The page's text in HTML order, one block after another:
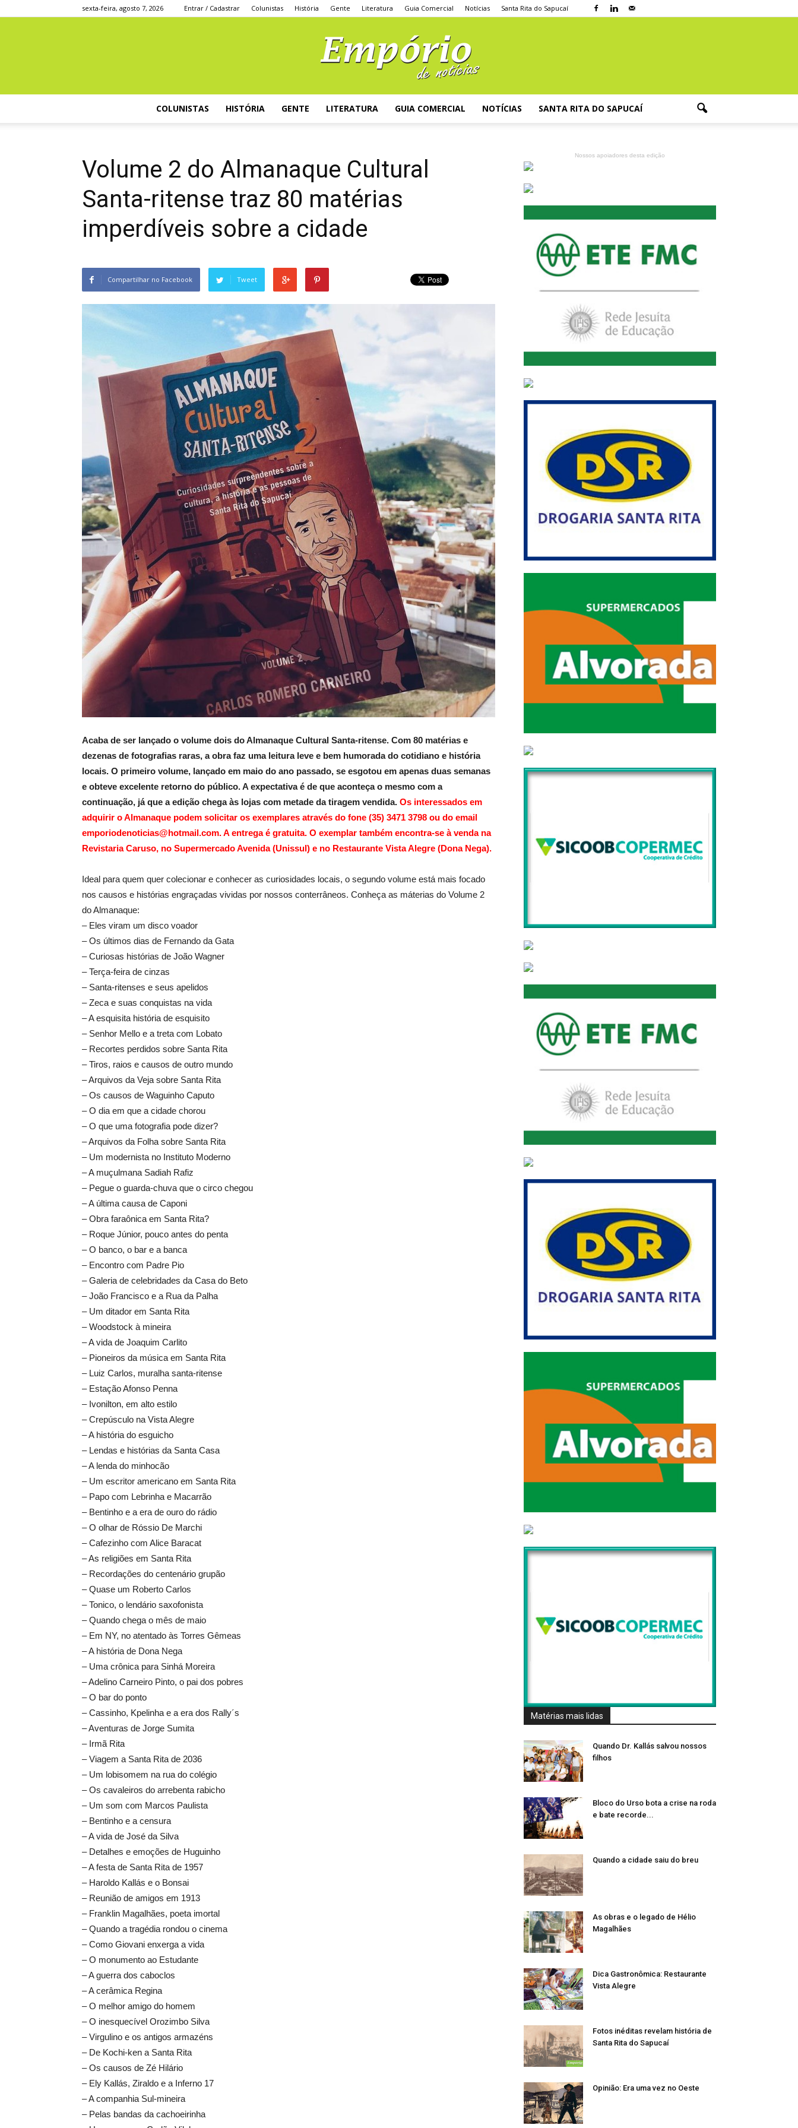
sexta-feira, agosto 7, 2026 Entrar / Cadastrar Colunistas História Gente Literatura Guia Comercial Notícias Santa Rita do Sapucaí
COLUNISTAS HISTÓRIA GENTE LITERATURA GUIA COMERCIAL NOTÍCIAS SANTA RITA DO SAPUCAÍ
Volume 2 do Almanaque Cultural
Santa-ritense traz 80 matérias
imperdíveis sobre a cidade
Compartilhar no Facebook Tweet
Acaba de ser lançado o volume dois do Almanaque Cultural Santa-ritense. Com 80 matérias e
dezenas de fotografias raras, a obra faz uma leitura leve e bem humorada do cotidiano e história
locais. O primeiro volume, lançado em maio do ano passado, se esgotou em apenas duas semanas
e obteve excelente retorno do público. A expectativa é de que aconteça o mesmo com a
continuação, já que a edição chega às lojas com metade da tiragem vendida. Os interessados em
adquirir o Almanaque podem solicitar os exemplares através do fone (35) 3471 3798 ou do email
emporiodenoticias@hotmail.com. A entrega é gratuita. O exemplar também encontra-se à venda na
Revistaria Caruso, no Supermercado Avenida (Unissul) e no Restaurante Vista Alegre (Dona Nega).
Ideal para quem quer colecionar e conhecer as curiosidades locais, o segundo volume está mais focado
nos causos e histórias engraçadas vividas por nossos conterrâneos. Conheça as máterias do Volume 2
do Almanaque:
– Eles viram um disco voador
– Os últimos dias de Fernando da Gata
– Curiosas histórias de João Wagner
– Terça-feira de cinzas
– Santa-ritenses e seus apelidos
– Zeca e suas conquistas na vida
– A esquisita história de esquisito
– Senhor Mello e a treta com Lobato
– Recortes perdidos sobre Santa Rita
– Tiros, raios e causos de outro mundo
– Arquivos da Veja sobre Santa Rita
– Os causos de Waguinho Caputo
– O dia em que a cidade chorou
– O que uma fotografia pode dizer?
– Arquivos da Folha sobre Santa Rita
– Um modernista no Instituto Moderno
– A muçulmana Sadiah Rafiz
– Pegue o guarda-chuva que o circo chegou
– A última causa de Caponi
– Obra faraônica em Santa Rita?
– Roque Júnior, pouco antes do penta
– O banco, o bar e a banca
– Encontro com Padre Pio
– Galeria de celebridades da Casa do Beto
– João Francisco e a Rua da Palha
– Um ditador em Santa Rita
– Woodstock à mineira
– A vida de Joaquim Carlito
– Pioneiros da música em Santa Rita
– Luiz Carlos, muralha santa-ritense
– Estação Afonso Penna
– Ivonilton, em alto estilo
– Crepúsculo na Vista Alegre
– A história do esguicho
– Lendas e histórias da Santa Casa
– A lenda do minhocão
– Um escritor americano em Santa Rita
– Papo com Lebrinha e Macarrão
– Bentinho e a era de ouro do rádio
– O olhar de Róssio De Marchi
– Cafezinho com Alice Baracat
– As religiões em Santa Rita
– Recordações do centenário grupão
– Quase um Roberto Carlos
– Tonico, o lendário saxofonista
– Quando chega o mês de maio
– Em NY, no atentado às Torres Gêmeas
– A história de Dona Nega
– Uma crônica para Sinhá Moreira
– Adelino Carneiro Pinto, o pai dos pobres
– O bar do ponto
– Cassinho, Kpelinha e a era dos Rally´s
– Aventuras de Jorge Sumita
– Irmã Rita
– Viagem a Santa Rita de 2036
– Um lobisomem na rua do colégio
– Os cavaleiros do arrebenta rabicho
– Um som com Marcos Paulista
– Bentinho e a censura
– A vida de José da Silva
– Detalhes e emoções de Huguinho
– A festa de Santa Rita de 1957
– Haroldo Kallás e o Bonsai
– Reunião de amigos em 1913
– Franklin Magalhães, poeta imortal
– Quando a tragédia rondou o cinema
– Como Giovani enxerga a vida
– O monumento ao Estudante
– A guerra dos caboclos
– A cerâmica Regina
– O melhor amigo do homem
– O inesquecível Orozimbo Silva
– Virgulino e os antigos armazéns
– De Kochi-ken a Santa Rita
– Os causos de Zé Hilário
– Ely Kallás, Ziraldo e a Inferno 17
– A companhia Sul-mineira
– Pelas bandas da cachoeirinha
Nossos apoiadores desta edição
Matérias mais lidas
Quando Dr. Kallás salvou nossos
filhos
Bloco do Urso bota a crise na roda
e bate recorde...
Quando a cidade saiu do breu
As obras e o legado de Hélio
Magalhães
Dica Gastronômica: Restaurante
Vista Alegre
Fotos inéditas revelam história de
Santa Rita do Sapucaí
Opinião: Era uma vez no Oeste